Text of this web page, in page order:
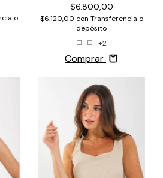
o
$6.800,00
$6.120,00 con Transferencia o
depósito
+2
Comprar